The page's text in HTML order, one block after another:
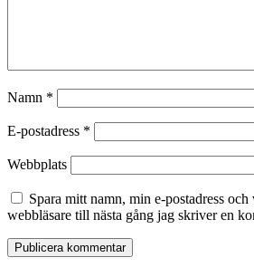
Namn *
E-postadress *
Webbplats
Spara mitt namn, min e-postadress
webbläsare till nästa gång jag skriver en